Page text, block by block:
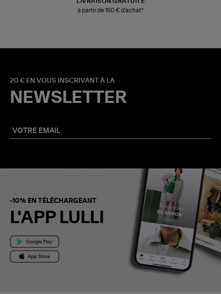
LIVRAISON GRATUITE
à partir de 150 € d'achat*
20 € EN VOUS INSCRIVANT À LA
NEWSLETTER
-10% EN TÉLÉCHARGEANT
L'APP LULLI